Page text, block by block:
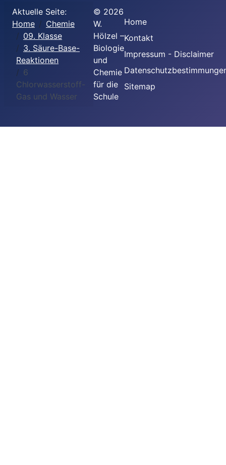
Aktuelle Seite:
Home
Chemie
09. Klasse
3. Säure-Base-
Reaktionen
6
Chlorwasserstoff-
Gas und Wasser
© 2026
W.
Hölzel –
Biologie
und
Chemie
für die
Schule
Home
Kontakt
Impressum - Disclaimer
Sitemap